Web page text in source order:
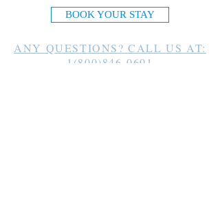
BOOK YOUR STAY
ANY QUESTIONS? CALL US AT:
1(800)846-0601